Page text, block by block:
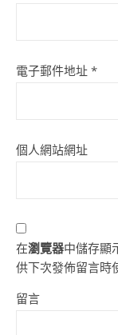
電子郵件地址 *
個人網站網址
在瀏覽器中儲存顯
供下次發佈留言時
留言